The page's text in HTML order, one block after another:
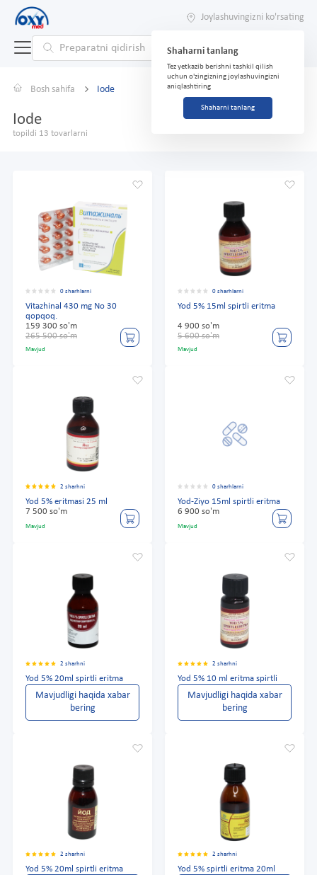
Joylashuvingizni ko'rsating
Shaharni tanlang
Tez yetkazib berishni tashkil qilish
uchun o'zingizning joylashuvingizni
aniqlashtiring
Shaharni tanlang
Bosh sahifa Iode
Iode
topildi 13 tovarlarni
0 sharhlarni
Vitazhinal 430 mg No 30
qopqoq.
159 300 so'm
265 500 so'm
Mavjud
0 sharhlarni
Yod 5% 15ml spirtli eritma
4 900 so'm
5 600 so'm
Mavjud
2 sharhni
Yod 5% eritmasi 25 ml
7 500 so'm
Mavjud
0 sharhlarni
Yod-Ziyo 15ml spirtli eritma
6 900 so'm
Mavjud
2 sharhni
Yod 5% 20ml spirtli eritma
Mavjudligi haqida xabar
bering
2 sharhni
Yod 5% 10 ml eritma spirtli
Mavjudligi haqida xabar
bering
2 sharhni
Yod 5% 20ml spirtli eritma
2 sharhni
Yod 5% spirtli eritma 20ml